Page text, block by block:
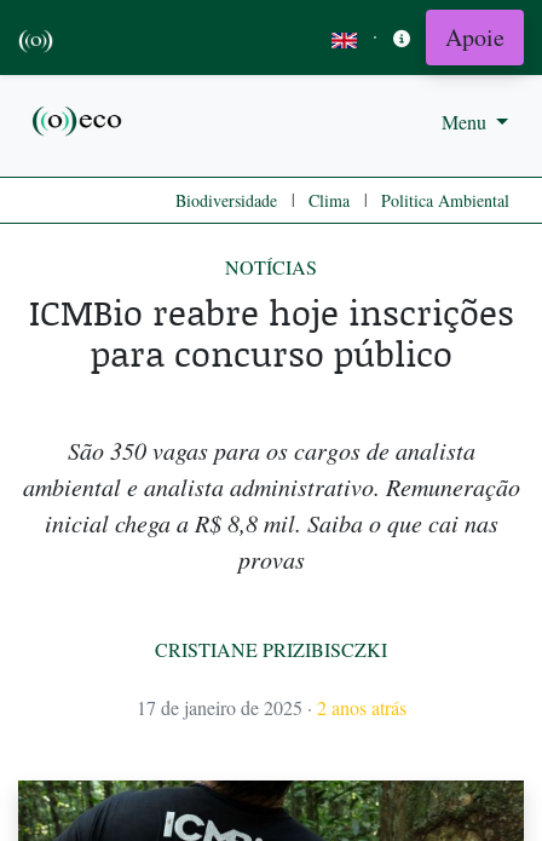
· Apoie
Menu
Biodiversidade | Clima | Politica Ambiental
NOTÍCIAS
ICMBio reabre hoje inscrições
para concurso público
São 350 vagas para os cargos de analista
ambiental e analista administrativo. Remuneração
inicial chega a R$ 8,8 mil. Saiba o que cai nas
provas
CRISTIANE PRIZIBISCZKI
17 de janeiro de 2025 · 2 anos atrás